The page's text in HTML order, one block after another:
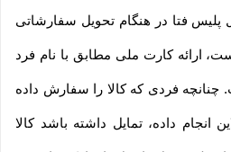
پلیس فتا در هنگام تحویل سفارشاتی
ارائه کارت ملی مطابق با نام فرد
فردی که کالا را سفارش داده
انجام داده، تمایل داشته باشد کالا